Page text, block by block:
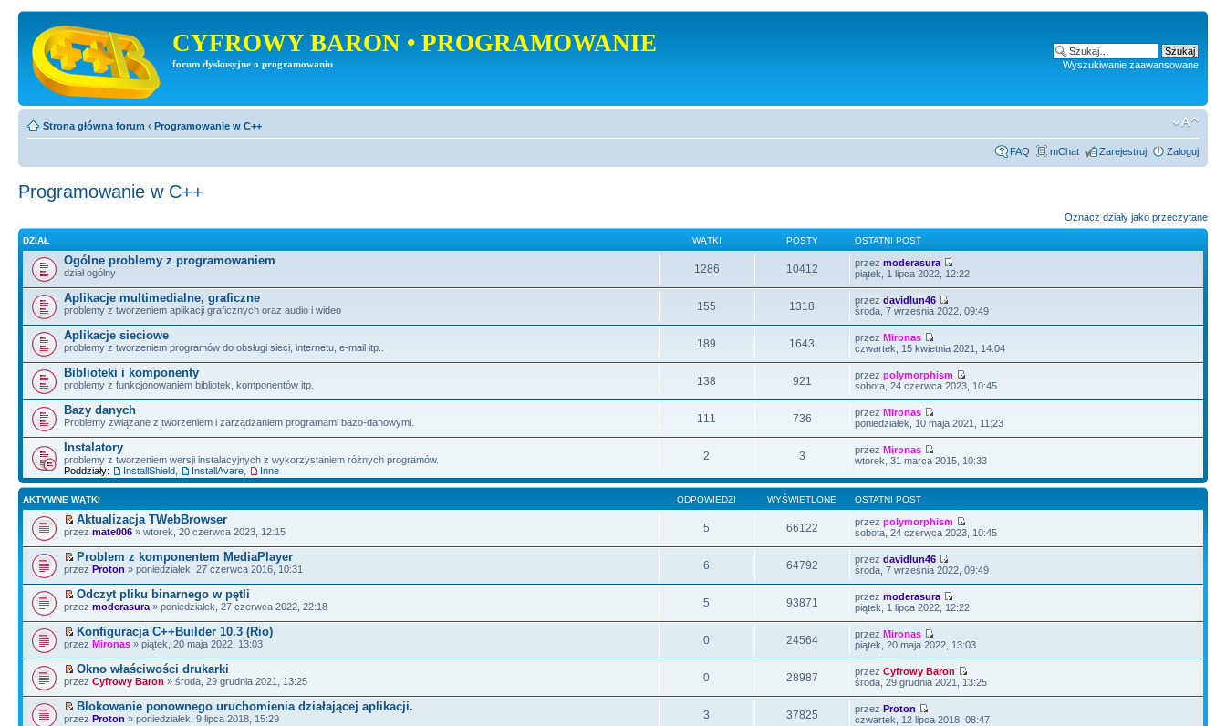
CYFROWY BARON • PROGRAMOWANIE
forum dyskusyjne o programowaniu Wyszukiwanie zaawansowane
Strona główna forum ‹ Programowanie w C++
FAQ mChat Zarejestruj Zaloguj
Programowanie w C++
Oznacz działy jako przeczytane
DZIAŁ WĄTKI POSTY OSTATNI POST
Ogólne problemy z programowaniem
dział ogólny 1286 10412 przezmoderasura
piątek, 1 lipca 2022, 12:22
Aplikacje multimedialne, graficzne
problemy z tworzeniem aplikacji graficznych oraz audio i wideo 155 1318 przezdavidlun46
środa, 7 września 2022, 09:49
Aplikacje sieciowe
problemy z tworzeniem programów do obsługi sieci, internetu, e-mail itp.. 189 1643 przezMironas
czwartek, 15 kwietnia 2021, 14:04
Biblioteki i komponenty
problemy z funkcjonowaniem bibliotek, komponentów itp. 138 921 przezpolymorphism
sobota, 24 czerwca 2023, 10:45
Bazy danych
Problemy związane z tworzeniem i zarządzaniem programami bazo-danowymi. 111 736 przezMironas
poniedziałek, 10 maja 2021, 11:23
Instalatory
problemy z tworzeniem wersji instalacyjnych z wykorzystaniem różnych programów.
Poddziały:
InstallShield InstallAvare Inne
2 3 przezMironas
wtorek, 31 marca 2015, 10:33
AKTYWNE WĄTKI ODPOWIEDZI WYŚWIETLONE OSTATNI POST
Aktualizacja TWebBrowser
przez mate006 » wtorek, 20 czerwca 2023, 12:15 5 66122 przezpolymorphism
sobota, 24 czerwca 2023, 10:45
Problem z komponentem MediaPlayer
przez Proton » poniedziałek, 27 czerwca 2016, 10:31 6 64792 przezdavidlun46
środa, 7 września 2022, 09:49
Odczyt pliku binarnego w pętli
przez moderasura » poniedziałek, 27 czerwca 2022, 22:18 5 93871 przezmoderasura
piątek, 1 lipca 2022, 12:22
Konfiguracja C++Builder 10.3 (Rio)
przez Mironas » piątek, 20 maja 2022, 13:03 0 24564 przezMironas
piątek, 20 maja 2022, 13:03
Okno właściwości drukarki
przez Cyfrowy Baron » środa, 29 grudnia 2021, 13:25 0 28987 przezCyfrowy Baron
środa, 29 grudnia 2021, 13:25
Blokowanie ponownego uruchomienia działającej aplikacji.
przez Proton » poniedziałek, 9 lipca 2018, 15:29 3 37825 przezProton
czwartek, 12 lipca 2018, 08:47